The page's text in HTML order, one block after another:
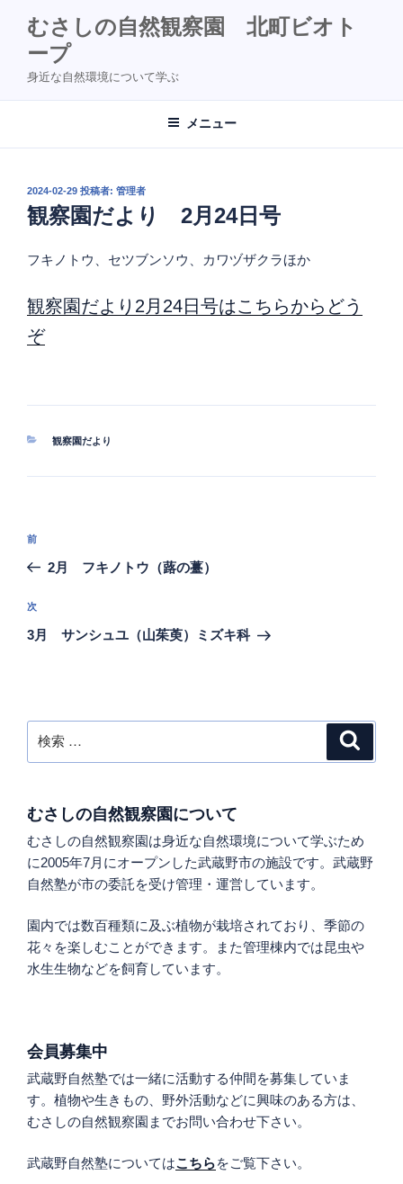
むさしの自然観察園 北町ビオト
ープ
身近な自然環境について学ぶ
メニュー
投
稿
日:
2024-02-29 投稿者: 管理者
観察園だより 2月24日号
フキノトウ、セツブンソウ、カワヅザクラほか
観察園だより2月24日号はこちらからどう
ぞ
カ
観察園だより
投
ビ
ゲ
ン
過
去
投
稿
前
2月 フキノトウ（蕗の薹）
次
の
次
3月 サンシュユ（山茱萸）ミズキ科
索:
むさしの自然観察園について
むさしの自然観察園は身近な自然環境について学ぶため
に2005年7月にオープンした武蔵野市の施設です。武蔵野
自然塾が市の委託を受け管理・運営しています。
園内では数百種類に及ぶ植物が栽培されており、季節の
花々を楽しむことができます。また管理棟内では昆虫や
水生生物などを飼育しています。
会員募集中
武蔵野自然塾では一緒に活動する仲間を募集していま
す。植物や生きもの、野外活動などに興味のある方は、
むさしの自然観察園までお問い合わせ下さい。
武蔵野自然塾についてはこちらをご覧下さい。